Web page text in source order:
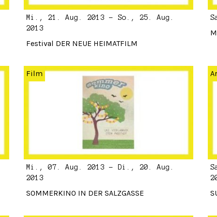
Mi., 21. Aug. 2013 - So., 25. Aug.
2013
Festival DER NEUE HEIMATFILM
Film
Mi., 07. Aug. 2013 - Di., 20. Aug.
2013
SOMMERKINO IN DER SALZGASSE